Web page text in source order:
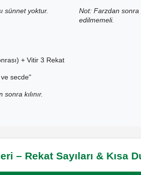
sünnet yoktur.
Not: Farzdan sonra
edilmemeli.
+ Vitir 3 Rekat
secde"
kılınır.
– Rekat Sayıları & Kısa